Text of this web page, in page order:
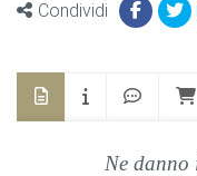
Condividi
Ne